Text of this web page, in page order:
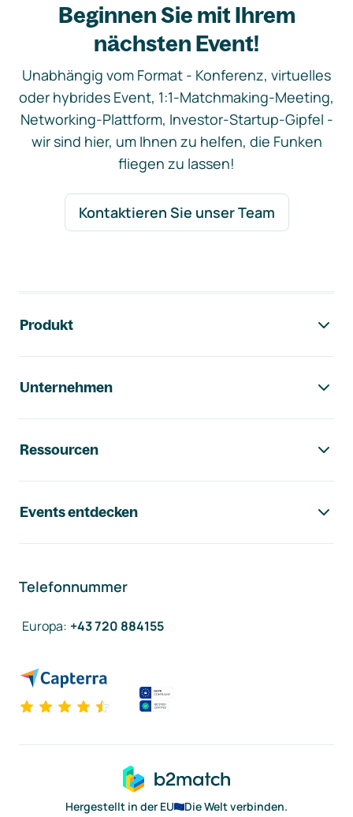
Beginnen Sie mit Ihrem
nächsten Event!
Unabhängig vom Format - Konferenz, virtuelles
oder hybrides Event, 1:1-Matchmaking-Meeting,
Networking-Plattform, Investor-Startup-Gipfel -
wir sind hier, um Ihnen zu helfen, die Funken
fliegen zu lassen!
Kontaktieren Sie unser Team
Produkt
Unternehmen
Ressourcen
Events entdecken
Telefonnummer
Europa: +43 720 884155
Hergestellt in der EU
Die Welt verbinden.